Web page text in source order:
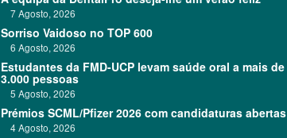
7 Agosto, 2026
Sorriso Vaidoso no TOP 600
6 Agosto, 2026
Estudantes da FMD-UCP levam saúde oral a mais de
3.000 pessoas
5 Agosto, 2026
Prémios SCML/Pfizer 2026 com candidaturas abertas
4 Agosto, 2026